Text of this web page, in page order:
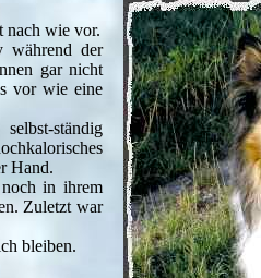
nach wie vor.
während der
gar nicht
vor wie eine
ständig
Hand.
in ihrem
Zuletzt war
bleiben.